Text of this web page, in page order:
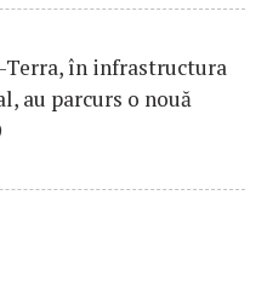
Terra, în infrastructura
au parcurs o nouă